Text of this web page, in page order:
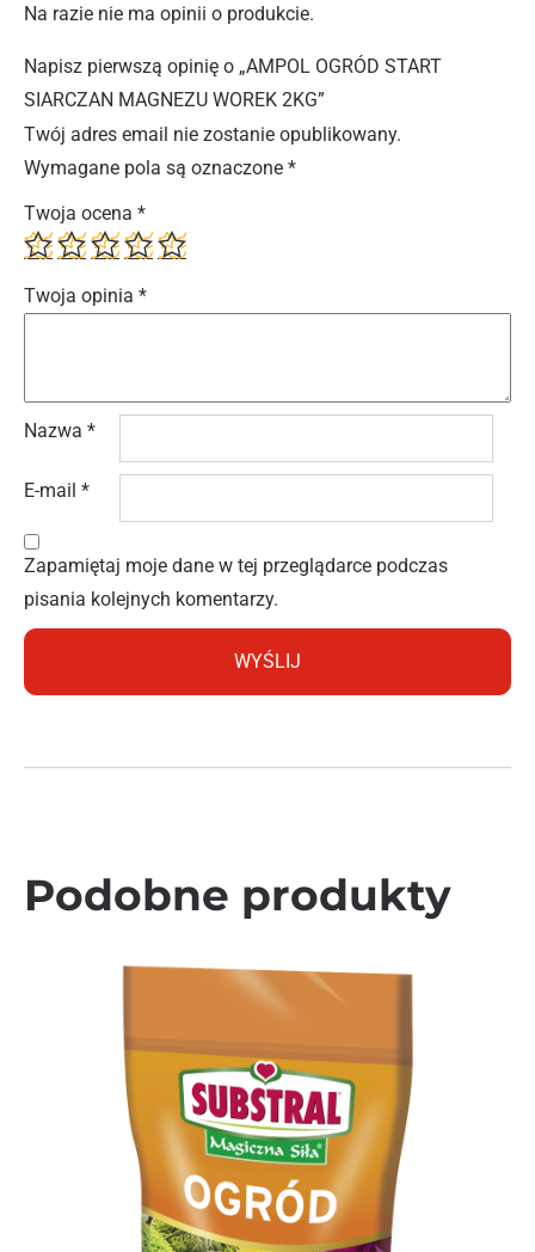
Na razie nie ma opinii o produkcie.
Napisz pierwszą opinię o „AMPOL OGRÓD START
SIARCZAN MAGNEZU WOREK 2KG”
Twój adres email nie zostanie opublikowany.
Wymagane pola są oznaczone *
Twoja ocena *
Twoja opinia *
Nazwa *
E-mail *
Zapamiętaj moje dane w tej przeglądarce podczas
pisania kolejnych komentarzy.
Podobne produkty